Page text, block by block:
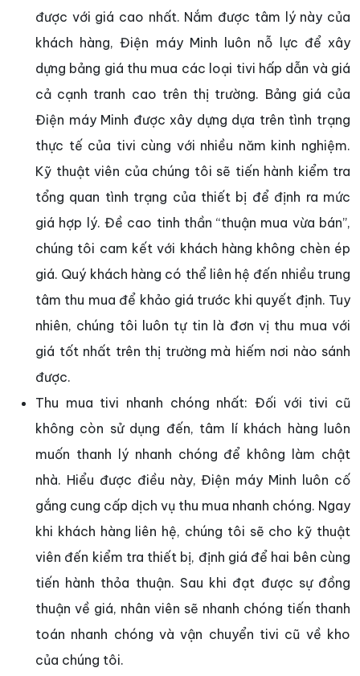
được với giá cao nhất. Nắm được tâm lý này của
khách hàng, Điện máy Minh luôn nỗ lực để xây
dựng bảng giá thu mua các loại tivi hấp dẫn và giá
cả cạnh tranh cao trên thị trường. Bảng giá của
Điện máy Minh được xây dựng dựa trên tình trạng
thực tế của tivi cùng với nhiều năm kinh nghiệm.
Kỹ thuật viên của chúng tôi sẽ tiến hành kiểm tra
tổng quan tình trạng của thiết bị để định ra mức
giá hợp lý. Đề cao tinh thần “thuận mua vừa bán”,
chúng tôi cam kết với khách hàng không chèn ép
giá. Quý khách hàng có thể liên hệ đến nhiều trung
tâm thu mua để khảo giá trước khi quyết định. Tuy
nhiên, chúng tôi luôn tự tin là đơn vị thu mua với
giá tốt nhất trên thị trường mà hiếm nơi nào sánh
được.
Thu mua tivi nhanh chóng nhất: Đối với tivi cũ
không còn sử dụng đến, tâm lí khách hàng luôn
muốn thanh lý nhanh chóng để không làm chật
nhà. Hiểu được điều này, Điện máy Minh luôn cố
gắng cung cấp dịch vụ thu mua nhanh chóng. Ngay
khi khách hàng liên hệ, chúng tôi sẽ cho kỹ thuật
viên đến kiểm tra thiết bị, định giá để hai bên cùng
tiến hành thỏa thuận. Sau khi đạt được sự đồng
thuận về giá, nhân viên sẽ nhanh chóng tiến thanh
toán nhanh chóng và vận chuyển tivi cũ về kho
của chúng tôi.